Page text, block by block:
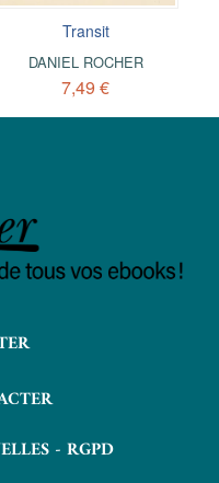
Transit
DANIEL ROCHER
7,49 €
- RGPD